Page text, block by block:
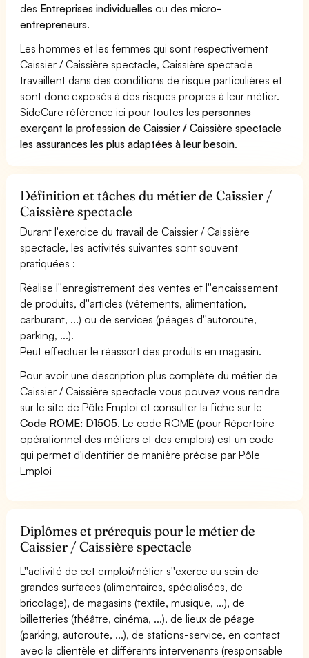
des Entreprises individuelles ou desmicro-
entrepreneurs.
Les hommes et les femmes qui sont respectivement
Caissier / Caissière spectacle, Caissière spectacle
travaillent dans des conditions de risque particulières et
sont donc exposés à des risques propres à leur métier.
SideCare référence ici pour toutes lespersonnes
exerçant la profession de Caissier / Caissière spectacle
les assurances les plus adaptées à leur besoin.
Définition et tâches du métier de Caissier /
Caissière spectacle
Durant l'exercice du travail de Caissier / Caissière
spectacle, les activités suivantes sont souvent
pratiquées :
Réalise l''enregistrement des ventes et l''encaissement
de produits, d''articles (vêtements, alimentation,
carburant, ...) ou de services (péages d''autoroute,
parking, ...).
Peut effectuer le réassort des produits en magasin.
Pour avoir une description plus complète du métier de
Caissier / Caissière spectacle vous pouvez vous rendre
sur le site de Pôle Emploi et consulter la fiche sur le
Code ROME: D1505. Le code ROME (pour Répertoire
opérationnel des métiers et des emplois) est un code
qui permet d'identifier de manière précise par Pôle
Emploi
Diplômes et prérequis pour le métier de
Caissier / Caissière spectacle
L''activité de cet emploi/métier s''exerce au sein de
grandes surfaces (alimentaires, spécialisées, de
bricolage), de magasins (textile, musique, ...), de
billetteries (théâtre, cinéma, ...), de lieux de péage
(parking, autoroute, ...), de stations-service, en contact
avec la clientèle et différents intervenants (responsable